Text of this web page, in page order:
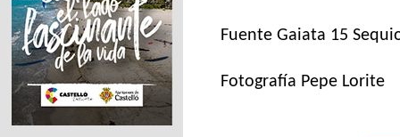
Fuente Gaiata 15
Fotografía Pepe Lorite